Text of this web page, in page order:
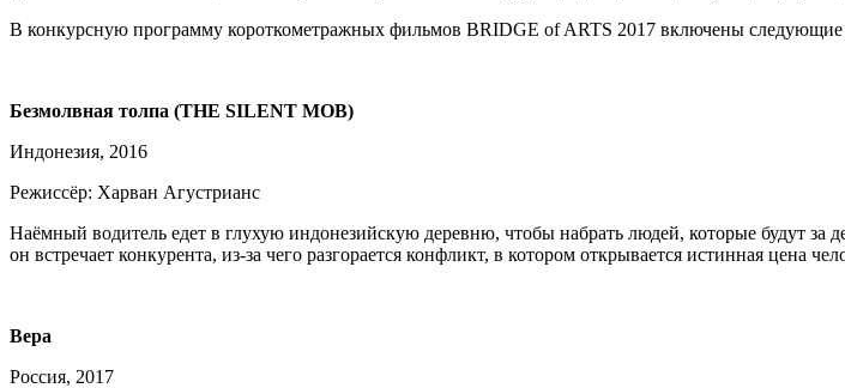
В конкурсную программу короткометражных фильмов BRIDGE of ARTS 2017 включены следующие
Безмолвная толпа (THE SILENT MOB)
Индонезия, 2016
Режиссёр: Харван Агустрианс
Наёмный водитель едет в глухую индонезийскую деревню, чтобы набрать людей, которые будут
он встречает конкурента, из-за чего разгорается конфликт, в котором открывается истинная цена
Вера
Россия, 2017